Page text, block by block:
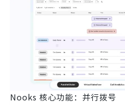
Nooks 核心功能：并行拨号